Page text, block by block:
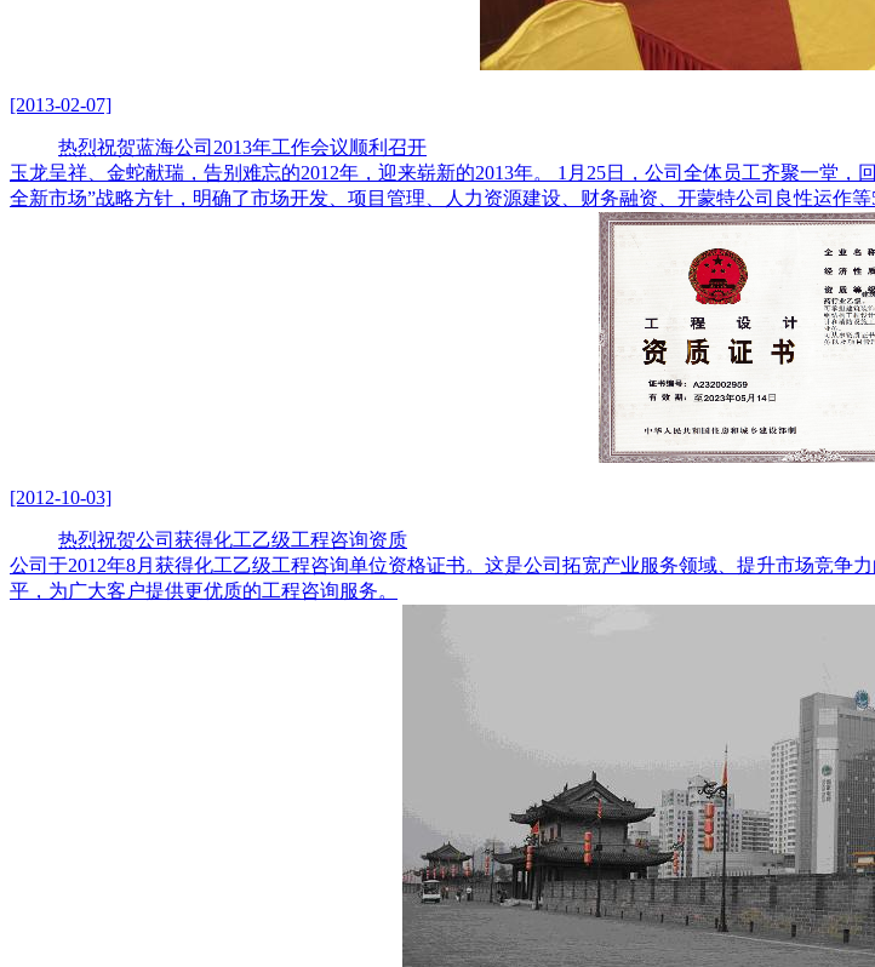
[2013-02-07]
热烈祝贺蓝海公司2013年工作会议顺利召开
玉龙呈祥、金蛇献瑞，告别难忘的2012年，迎来崭新的2013年。 1月25日，公司全体员工齐聚一堂
全新市场”战略方针，明确了市场开发、项目管理、人力资源建设、财务融资、开蒙特公司良性运作
[2012-10-03]
热烈祝贺公司获得化工乙级工程咨询资质
公司于2012年8月获得化工乙级工程咨询单位资格证书。这是公司拓宽产业服务领域、提升市场竞
平，为广大客户提供更优质的工程咨询服务。